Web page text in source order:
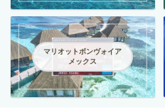
マリオットボンヴォイア
メックス